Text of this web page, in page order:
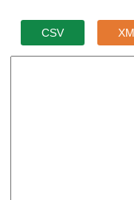
CSV